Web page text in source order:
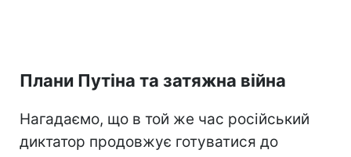
Плани Путіна та затяжна війна
Нагадаємо, що в той же час російський
диктатор продовжує готуватися до